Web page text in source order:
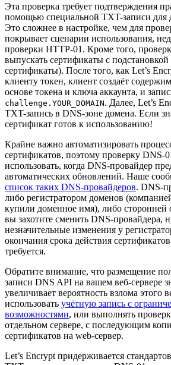
Эта проверка требует подтверждения
помощью специальной TXT-записи для
Это сложнее в настройке, чем для
покрывает сценарии использования,
проверки HTTP-01. Кроме того,
выпускать сертификаты с
сертификаты). После того, как Let’s
клиенту токен, клиент создаёт
основе токена и ключа аккаунта, и
challenge.YOUR_DOMAIN. Далее, Let’s
TXT-запись в DNS-зоне домена. Если
сертификат готов к использованию!
Крайне важно автоматизировать
сертификатов, поэтому проверку DNS-
использовать, когда DNS-провайдер
автоматических обновлений. Наше
список таких DNS-провайдеров. DNS-
либо регистратором доменов
купили доменное имя), либо сторонней
вы захотите сменить DNS-провайдера,
незначительные изменения у
окончания срока действия
требуется.
Обратите внимание, что размещение
записи DNS API на вашем веб-сервере
увеличивает вероятность взлома этого
использовать учётную запись с
возможностями, или выполнять
отдельном сервере, с последующим
сертификатов на web-сервер.
Let’s Encrypt придерживается